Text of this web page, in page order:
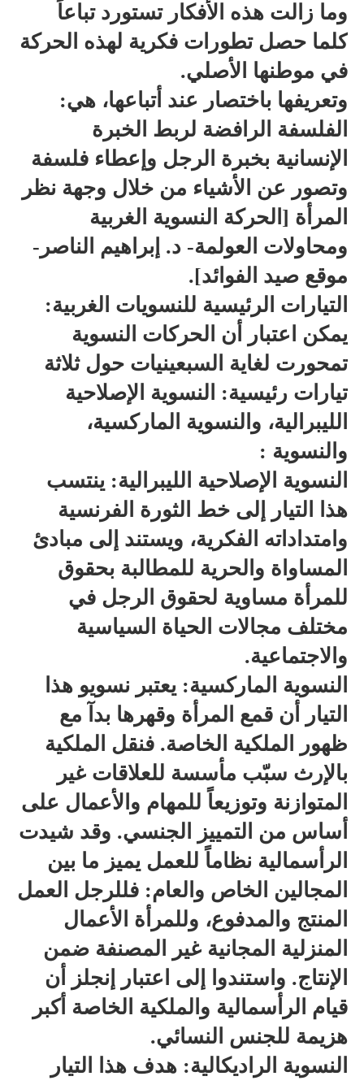
وما زالت هذه الأفكار تستورد تباعاً
كلما حصل تطورات فكرية لهذه الحركة
في موطنها الأصلي.
وتعريفها باختصار عند أتباعها، هي:
الفلسفة الرافضة لربط الخبرة
الإنسانية بخبرة الرجل وإعطاء فلسفة
وتصور عن الأشياء من خلال وجهة نظر
المرأة [الحركة النسوية الغربية
ومحاولات العولمة- د. إبراهيم الناصر-
موقع صيد الفوائد].
التيارات الرئيسية للنسويات الغربية:
يمكن اعتبار أن الحركات النسوية
تمحورت لغاية السبعينيات حول ثلاثة
تيارات رئيسية: النسوية الإصلاحية
الليبرالية، والنسوية الماركسية،
والنسوية :
النسوية الإصلاحية الليبرالية: ينتسب
هذا التيار إلى خط الثورة الفرنسية
وامتداداته الفكرية، ويستند إلى مبادئ
المساواة والحرية للمطالبة بحقوق
للمرأة مساوية لحقوق الرجل في
مختلف مجالات الحياة السياسية
والاجتماعية.
النسوية الماركسية: يعتبر نسويو هذا
التيار أن قمع المرأة وقهرها بدآ مع
ظهور الملكية الخاصة. فنقل الملكية
بالإرث سبّب مأسسة للعلاقات غير
المتوازنة وتوزيعاً للمهام والأعمال على
أساس من التمييز الجنسي. وقد شيدت
الرأسمالية نظاماً للعمل يميز ما بين
المجالين الخاص والعام: فللرجل العمل
المنتج والمدفوع، وللمرأة الأعمال
المنزلية المجانية غير المصنفة ضمن
الإنتاج. واستندوا إلى اعتبار إنجلز أن
قيام الرأسمالية والملكية الخاصة أكبر
هزيمة للجنس النسائي.
النسوية الراديكالية: هدف هذا التيار